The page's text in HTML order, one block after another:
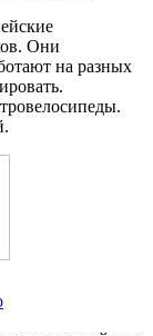
Они
на разных